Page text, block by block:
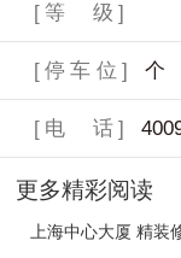
[等 级]
[停车位] 个
[电 话]
更多精彩阅读
上海中心大厦 精